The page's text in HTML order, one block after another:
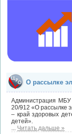
О рассылке
Администрация
20/912 «О рассылке
– край здоровых
детей».
... Читать дальше »